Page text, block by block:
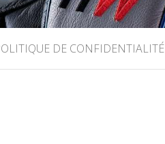
DE CONFIDENTIALITÉ